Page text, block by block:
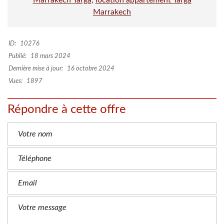
Marrakech
ID:
10276
Publié:
18 mars 2024
Dernière mise à jour:
16 octobre 2024
Vues:
1897
Répondre à cette offre